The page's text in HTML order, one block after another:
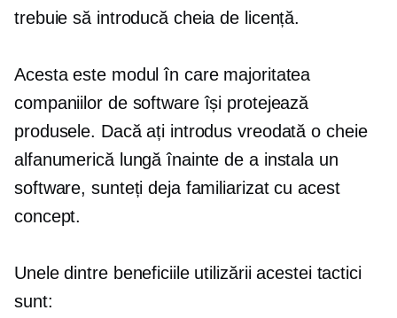
trebuie să introducă cheia de licență.
Acesta este modul în care majoritatea
companiilor de software își protejează
produsele. Dacă ați introdus vreodată o cheie
alfanumerică lungă înainte de a instala un
software, sunteți deja familiarizat cu acest
concept.
Unele dintre beneficiile utilizării acestei tactici
sunt: